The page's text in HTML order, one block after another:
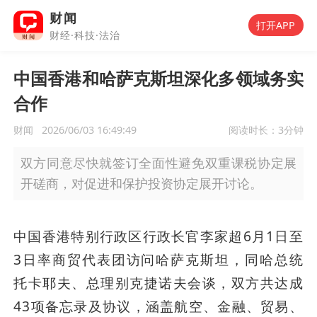
财闻
财经·科技·法治
打开APP
中国香港和哈萨克斯坦深化多领域务实
合作
财闻 2026/06/03 16:49:49 阅读时长： 3分钟
双方同意尽快就签订全面性避免双重课税协定展
开磋商，对促进和保护投资协定展开讨论。
中国香港特别行政区行政长官李家超6月1日至
3日率商贸代表团访问哈萨克斯坦，同哈总统
托卡耶夫、总理别克捷诺夫会谈，双方共达成
43项备忘录及协议，涵盖航空、金融、贸易、